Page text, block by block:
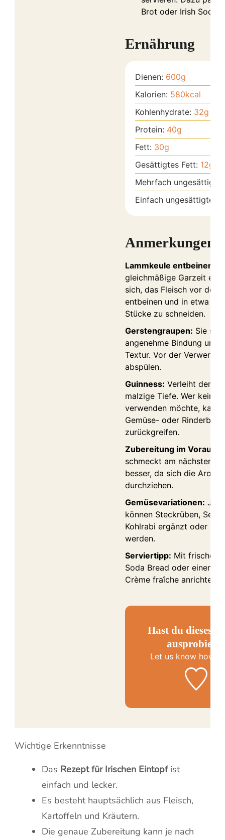
Brot oder Irish Soda
Ernährung
Dienen: 600g
Kalorien: 580kcal
Kohlenhydrate: 32g
Protein: 40g
Fett: 30g
Gesättigtes Fett: 12g
Mehrfach
Einfach ungesättigtes
Anmerkungen
Lammkeule entbeinen:
gleichmäßige Garzeit
sich, das Fleisch vor dem
entbeinen und in etwa
Stücke zu schneiden.
Gerstengraupen: Sie
angenehme Bindung und
Textur. Vor der
abspülen.
Guinness: Verleiht dem
malzige Tiefe. Wer
verwenden möchte, kann
Gemüse- oder
zurückgreifen.
Zubereitung im Voraus:
schmeckt am nächsten
besser, da sich die
durchziehen.
Gemüsevariationen: Je
können Steckrüben,
Kohlrabi ergänzt oder
werden.
Serviertipp: Mit frischem
Soda Bread oder einem
Crème fraîche anrichten.
Hast du dieses
ausprobiert?
Let us know how it
Wichtige Erkenntnisse
Das Rezept für Irischen Eintopfist
einfach und lecker.
Es besteht hauptsächlich aus Fleisch,
Kartoffeln und Kräutern.
Die genaue Zubereitung kann je nach